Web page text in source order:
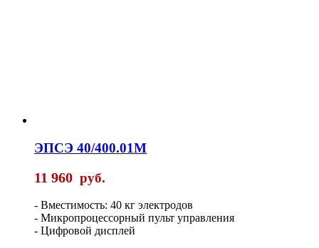
ЭПСЭ 40/400.01М
11 960 руб.
- Вместимость: 40 кг электродов
- Микропроцессорный пульт управления
- Цифровой дисплей